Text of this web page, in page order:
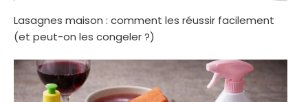
Lasagnes maison : comment les réussir facilement
(et peut-on les congeler ?)